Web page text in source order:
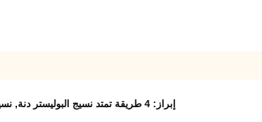
إبراز: 4 طريقة تمتد نسيج البوليستر دنة ,